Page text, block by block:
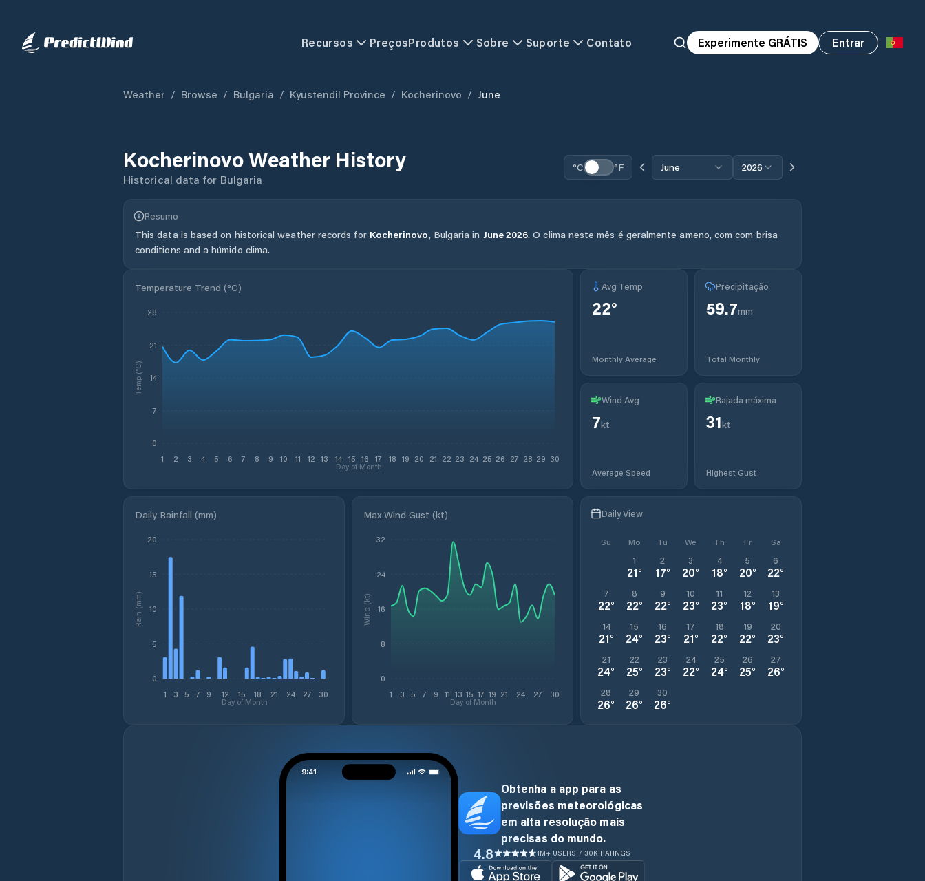
Recursos PreçosProdutos Sobre Suporte Contato Experimente GRÁTIS Entrar
Weather / Browse / Bulgaria / Kyustendil Province / Kocherinovo / June
KocherinovoWeather History
Historical data for Bulgaria
°C °F June 2026
Resumo
This data is based on historical weather records for Kocherinovo, Bulgaria in June2026.O clima neste mês é geralmente ameno, com com brisa
conditions and a húmido clima.
Temperature Trend (°C)
1 2 3 4 5 6 7 8 9 10 11 12 13 14 15 16 17 18 19 20 21 22 23 24 25 26 27 28 29 30
Day of Month
0
7
14
21
28
Temp (°C)
Avg Temp
22°
Monthly Average
Precipitação
59.7mm
Total Monthly
Wind Avg
7kt
Average Speed
Rajada máxima
31kt
Highest Gust
Daily Rainfall (mm)
1 3 5 7 9 12 15 18 21 24 27 30
Day of Month
0
5
10
15
20
Rain (mm)
Max Wind Gust (kt)
1 3 5 7 9 11 13 15 17 19 21 24 27 30
Day of Month
0
8
16
24
32
Wind (kt)
Daily View
Su Mo Tu We Th Fr Sa
1
21°
2
17°
3
20°
4
18°
5
20°
6
22°
7
22°
8
22°
9
22°
10
23°
11
23°
12
18°
13
19°
14
21°
15
24°
16
23°
17
21°
18
22°
19
22°
20
23°
21
24°
22
25°
23
23°
24
22°
25
24°
26
25°
27
26°
28
26°
29
26°
30
26°
Obtenha a app para as
previsões meteorológicas
em alta resolução mais
precisas do mundo.
4.8 1M+ USERS / 30K RATINGS